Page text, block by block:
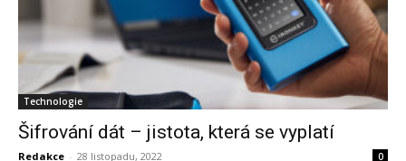
Technologie
Šifrování dát – jistota, která se vyplatí
Redakce - 28 listopadu, 2022 0